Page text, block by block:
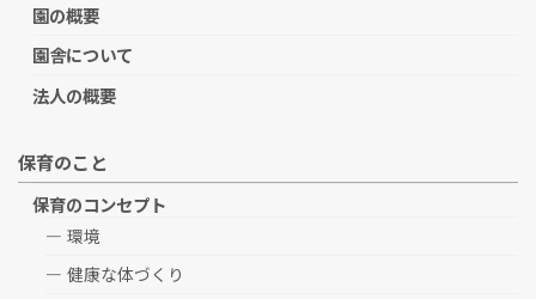
園の概要
園舎について
法人の概要
保育のこと
保育のコンセプト
環境
健康な体づくり